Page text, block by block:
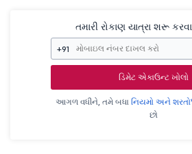
તમારી રોકાણ યાત્રા શરૂ
+91
ડિમેટ એકાઉન્ટ ખોલો
આગળ વધીને, તમે બધા નિયમો અને
છો